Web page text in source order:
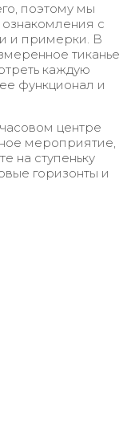
поэтому мы
с
и примерки. В
тиканье
каждую
функционал и
центре
мероприятие,
на ступеньку
горизонты и